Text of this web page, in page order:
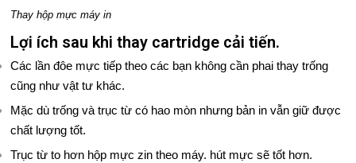
Thay hộp mực máy in
Lợi ích sau khi thay cartridge cải tiến.
Các lần đôe mực tiếp theo các bạn không cần phai thay trống
cũng như vật tư khác.
Mặc dù trống và trục từ có hao mòn nhưng bản in vẫn giữ được
chất lượng tốt.
Trục từ to hơn hộp mực zin theo máy. hút mực sẽ tốt hơn.